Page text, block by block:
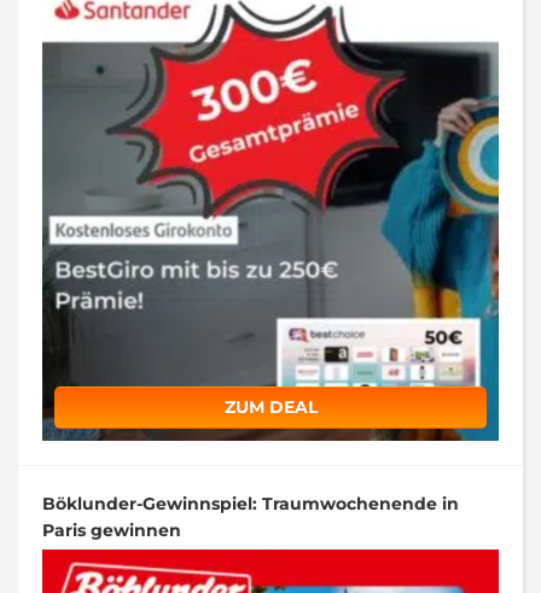
ZUM DEAL
Böklunder-Gewinnspiel: Traumwochenende in
Paris gewinnen